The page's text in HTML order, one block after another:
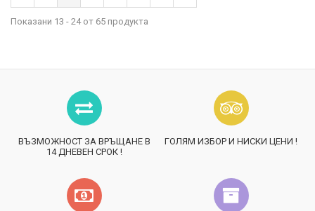
Показани 13 - 24 от 65 продукта
ВЪЗМОЖНОСТ ЗА ВРЪЩАНЕ В
14 ДНЕВЕН СРОК !
ГОЛЯМ ИЗБОР И НИСКИ ЦЕНИ !